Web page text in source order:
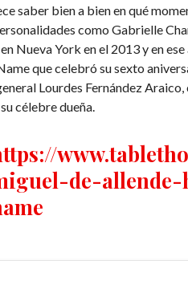
saber bien a bien en qué
como Gabrielle
Nueva York en el 2013 y en
que celebró su sexto
Lourdes Fernández
célebre dueña.
de-allende-